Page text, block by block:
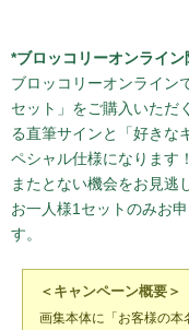
*ブロッコリーオンライ
ブロッコリーオンライン
セット」をご購入いただ
る直筆サインと「好きな
ペシャル仕様になります！
またとない機会をお見逃
お一人様1セットのみお
す。
＜キャンペーン概要＞
画集本体に「お客様の本